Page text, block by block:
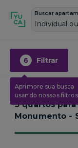
Buscar
6 Filtrar
Aprimore sua busca
usando nossos filtros
Nenhum
3 quartos
Monumento -